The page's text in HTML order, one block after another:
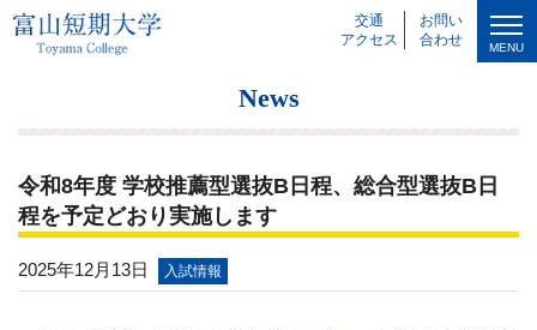
交通
アクセス
お問い
合わせ
MENU
News
令和8年度 学校推薦型選抜B日程、総合型選抜B日
程を予定どおり実施します
2025年12月13日 入試情報